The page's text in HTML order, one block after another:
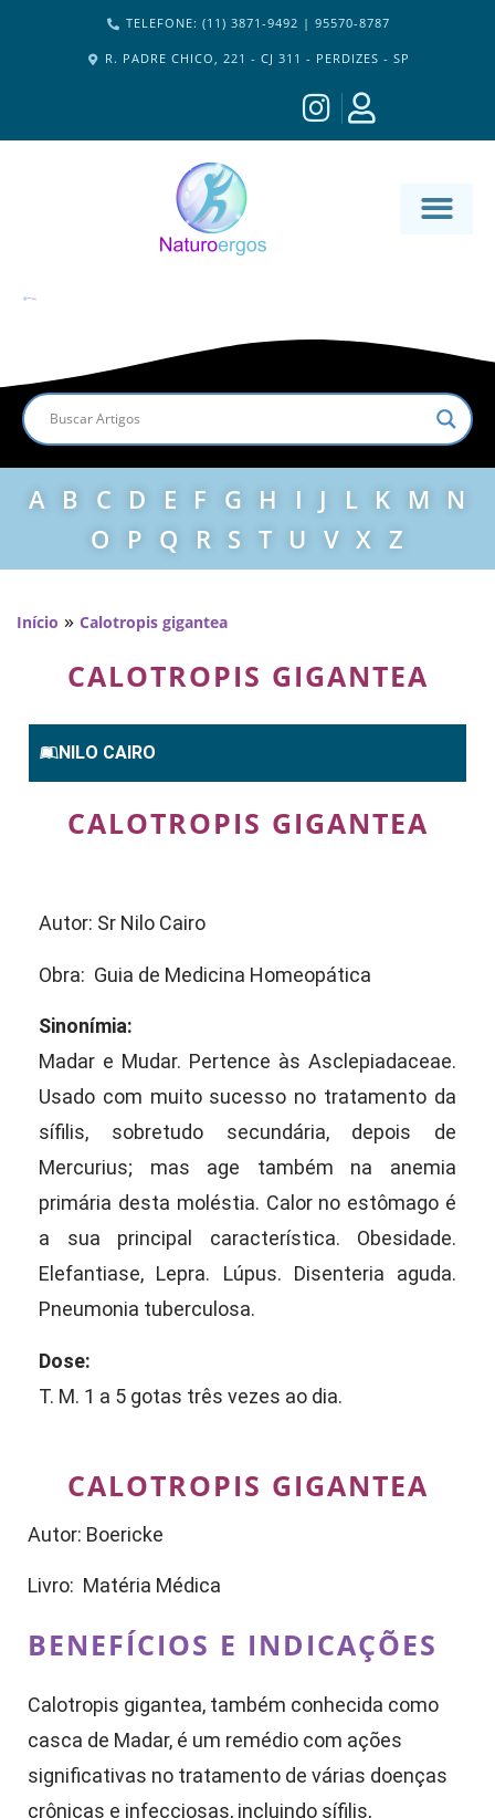
TELEFONE: (11) 3871-9492 | 95570-8787
R. PADRE CHICO, 221 - CJ 311 - PERDIZES - SP
A B C D E F G H I J L K M N
O
P Q R S T U V X Z
Início » Calotropis gigantea
CALOTROPIS GIGANTEA
NILO CAIRO
CALOTROPIS GIGANTEA
Autor: Sr Nilo Cairo
Obra: Guia de Medicina Homeopática
Sinonímia:
Madar e Mudar. Pertence às Asclepiadaceae.
Usado com muito sucesso no tratamento da
sífilis, sobretudo secundária, depois de
Mercurius; mas age também na anemia
primária desta moléstia. Calor no estômago é
a sua principal característica. Obesidade.
Elefantiase, Lepra. Lúpus. Disenteria aguda.
Pneumonia tuberculosa.
Dose:
T. M. 1 a 5 gotas três vezes ao dia.
CALOTROPIS GIGANTEA
Autor: Boericke
Livro: Matéria Médica
BENEFÍCIOS E INDICAÇÕES
Calotropis gigantea, também conhecida como
casca de Madar, é um remédio com ações
significativas no tratamento de várias doenças
crônicas e infecciosas, incluindo sífilis,